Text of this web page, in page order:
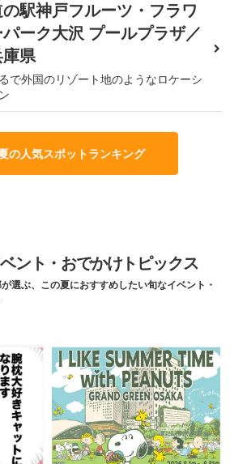
駅神戸フルーツ・フラワ
ーク大沢 プールプラザ／
県
で外国のリゾート地のようなロケーシ
の人気スポットランキング
ント・おでかけトピックス
選ぶ、この夏におすすめしたい旬なイベント・